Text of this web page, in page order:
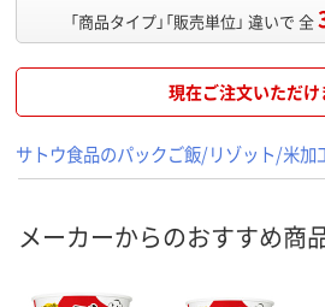
「商品タイプ」「販売単位」 違いで 全
現在ご注文いただ
サトウ食品のパックご飯/リゾット/米加
メーカーからのおすすめ商